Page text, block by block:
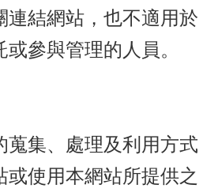
連結網站，也不適用於
參與管理的人員。
蒐集、處理及利用方式
或使用本網站所提供之